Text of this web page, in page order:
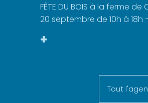
FÊTE DU BOIS à la ferme
20 septembre de 10h à 18h
+
Tout